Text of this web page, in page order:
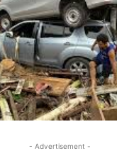
- Advertisement -